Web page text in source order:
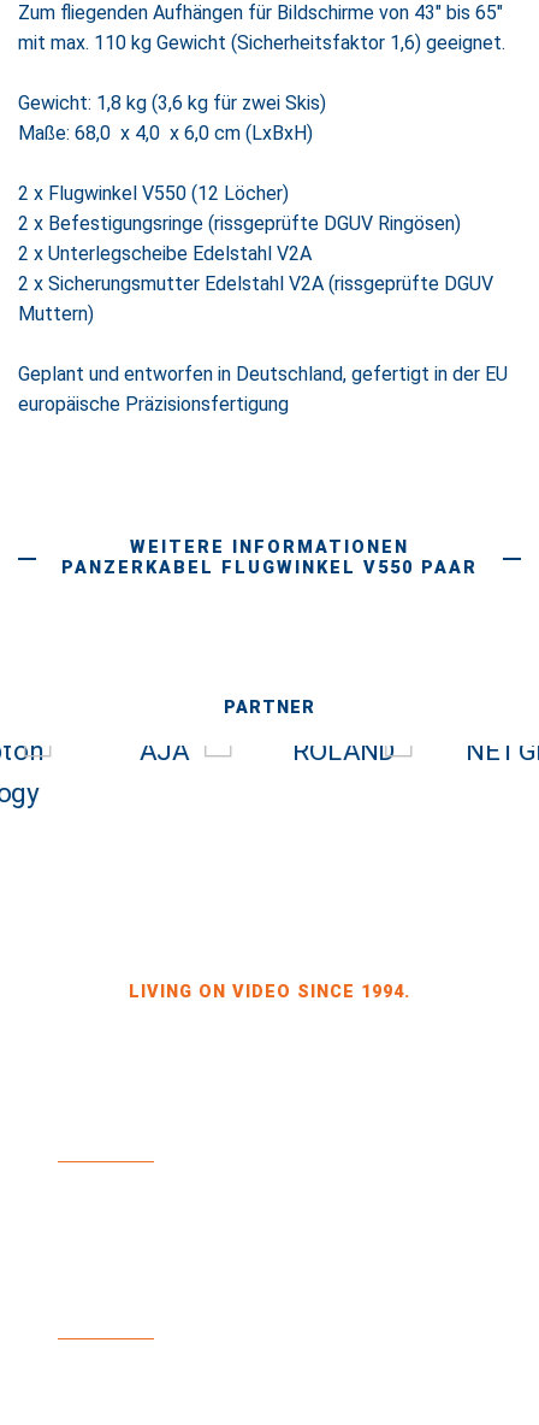
Zum fliegenden Aufhängen für Bildschirme von 43″ bis 65″
mit max. 110 kg Gewicht (Sicherheitsfaktor 1,6) geeignet.
Gewicht: 1,8 kg (3,6 kg für zwei Skis)
Maße: 68,0 x 4,0 x 6,0 cm (LxBxH)
2 x Flugwinkel V550 (12 Löcher)
2 x Befestigungsringe (rissgeprüfte DGUV Ringösen)
2 x Unterlegscheibe Edelstahl V2A
2 x Sicherungsmutter Edelstahl V2A (rissgeprüfte DGUV
Muttern)
Geplant und entworfen in Deutschland, gefertigt in der EU
europäische Präzisionsfertigung
WEITERE INFORMATIONEN
PANZERKABEL FLUGWINKEL V550 PAAR
PARTNER
LIVING ON VIDEO SINCE 1994.